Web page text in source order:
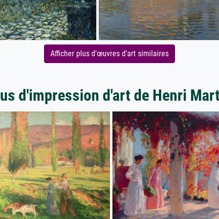
Afficher plus d'œuvres d'art similaires
d'impression d'art de Henri